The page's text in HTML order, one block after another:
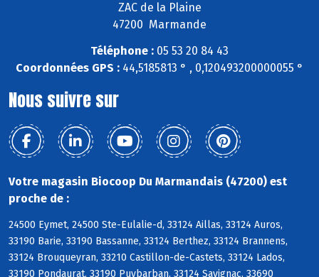
ZAC de la Plaine
47200 Marmande
Téléphone : 05 53 20 84 43
Coordonnées GPS : 44,5185813 ° , 0,120493200000055 °
Nous suivre sur
Votre magasin Biocoop Du Marmandais (47200) est
proche de :
24500 Eymet, 24500 Ste-Eulalie-d, 33124 Aillas, 33124 Auros,
33190 Barie, 33190 Bassanne, 33124 Berthez, 33124 Brannens,
33124 Brouqueyran, 33210 Castillon-de-Castets, 33124 Lados,
33190 Pondaurat, 33190 Puybarban, 33124 Savignac, 33690